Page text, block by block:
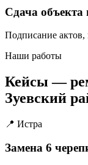
Сдача объекта
Подписание актов,
Наши работы
Кейсы —
Зуевский
📍 Истра
Замена 6